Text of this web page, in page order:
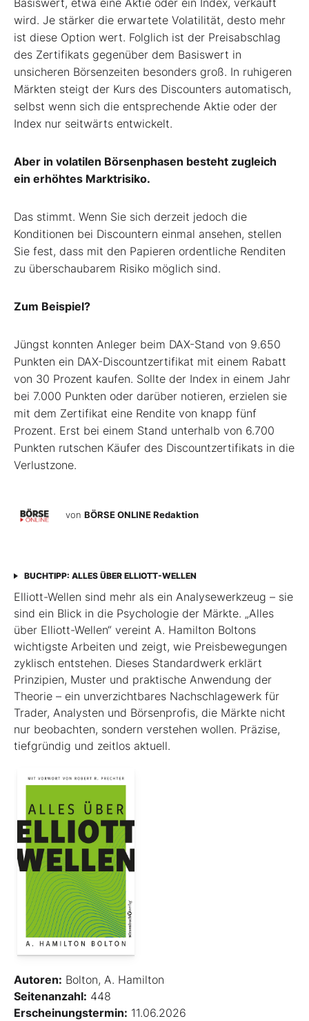
Basiswert, etwa eine Aktie oder ein Index, verkauft
wird. Je stärker die erwartete Volatilität, desto mehr
ist diese Option wert. Folglich ist der Preisabschlag
des Zertifikats gegenüber dem Basiswert in
unsicheren Börsenzeiten besonders groß. In ruhigeren
Märkten steigt der Kurs des Discounters automatisch,
selbst wenn sich die entsprechende Aktie oder der
Index nur seitwärts entwickelt.
Aber in volatilen Börsenphasen besteht zugleich
ein erhöhtes Marktrisiko.
Das stimmt. Wenn Sie sich derzeit jedoch die
Konditionen bei Discountern einmal ansehen, stellen
Sie fest, dass mit den Papieren ordentliche Renditen
zu überschaubarem Risiko möglich sind.
Zum Beispiel?
Jüngst konnten Anleger beim DAX-Stand von 9.650
Punkten ein DAX-Discountzertifikat mit einem Rabatt
von 30 Prozent kaufen. Sollte der Index in einem Jahr
bei 7.000 Punkten oder darüber notieren, erzielen sie
mit dem Zertifikat eine Rendite von knapp fünf
Prozent. Erst bei einem Stand unterhalb von 6.700
Punkten rutschen Käufer des Discountzertifikats in die
Verlustzone.
von BÖRSE ONLINE Redaktion
BUCHTIPP: ALLES ÜBER ELLIOTT-WELLEN
Elliott-Wellen sind mehr als ein Analysewerkzeug – sie
sind ein Blick in die Psychologie der Märkte. „Alles
über Elliott-Wellen“ vereint A. Hamilton Boltons
wichtigste Arbeiten und zeigt, wie Preisbewegungen
zyklisch entstehen. Dieses Standardwerk erklärt
Prinzipien, Muster und praktische Anwendung der
Theorie – ein unverzichtbares Nachschlagewerk für
Trader, Analysten und Börsenprofis, die Märkte nicht
nur beobachten, sondern verstehen wollen. Präzise,
tiefgründig und zeitlos aktuell.
Autoren: Bolton, A. Hamilton
Seitenanzahl: 448
Erscheinungstermin: 11.06.2026